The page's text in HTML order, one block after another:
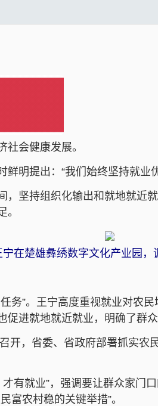
会健康发展。
明提出：“我们始终坚持就业
坚持组织化输出和就地就近
在楚雄彝绣数字文化产业园
务”。王宁高度重视就业对农
进就地就近就业，明确了群众
开，省委、省政府部署抓实
有就业”，强调要让群众家
富农村稳的关键举措”。